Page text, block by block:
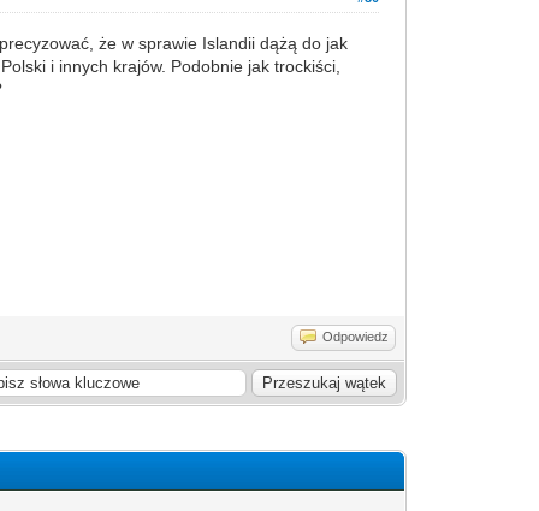
że w sprawie Islandii dążą do jak
i innych krajów. Podobnie jak trockiści,
Odpowiedz